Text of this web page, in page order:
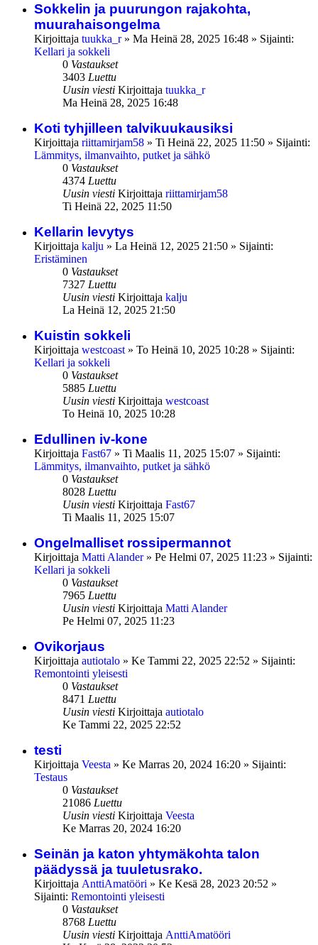
Sokkelin ja puurungon rajakohta,
muurahaisongelma
Kirjoittaja tuukka_r» Ma Heinä 28, 2025 16:48 » Sijainti:
Kellari ja sokkeli
0 Vastaukset
3403 Luettu
Uusin viesti Kirjoittaja tuukka_r
Ma Heinä 28, 2025 16:48
Koti tyhjilleen talvikuukausiksi
Kirjoittaja riittamirjam58 » Ti Heinä 22, 2025 11:50 » Sijainti:
Lämmitys, ilmanvaihto, putket ja sähkö
0 Vastaukset
4374 Luettu
Uusin viesti Kirjoittaja riittamirjam58
Ti Heinä 22, 2025 11:50
Kellarin levytys
Kirjoittaja kalju » La Heinä 12, 2025 21:50 » Sijainti:
Eristäminen
0 Vastaukset
7327 Luettu
Uusin viesti Kirjoittaja kalju
La Heinä 12, 2025 21:50
Kuistin sokkeli
Kirjoittaja westcoast » To Heinä 10, 2025 10:28 » Sijainti:
Kellari ja sokkeli
0 Vastaukset
5885 Luettu
Uusin viesti Kirjoittaja westcoast
To Heinä 10, 2025 10:28
Edullinen iv-kone
Kirjoittaja Fast67 » Ti Maalis 11, 2025 15:07 » Sijainti:
Lämmitys, ilmanvaihto, putket ja sähkö
0 Vastaukset
8028 Luettu
Uusin viesti Kirjoittaja Fast67
Ti Maalis 11, 2025 15:07
Ongelmalliset rossipermannot
Kirjoittaja Matti Alander» Pe Helmi 07, 2025 11:23 » Sijainti:
Kellari ja sokkeli
0 Vastaukset
7965 Luettu
Uusin viesti Kirjoittaja Matti Alander
Pe Helmi 07, 2025 11:23
Ovikorjaus
Kirjoittaja autiotalo » Ke Tammi 22, 2025 22:52 » Sijainti:
Remontointi yleisesti
0 Vastaukset
8471 Luettu
Uusin viesti Kirjoittaja autiotalo
Ke Tammi 22, 2025 22:52
testi
Kirjoittaja Veesta » Ke Marras 20, 2024 16:20 » Sijainti:
Testaus
0 Vastaukset
21086 Luettu
Uusin viesti Kirjoittaja Veesta
Ke Marras 20, 2024 16:20
Seinän ja katon yhtymäkohta talon
päädyssä ja tuuletusrako.
Kirjoittaja AnttiAmatööri » Ke Kesä 28, 2023 20:52 »
Sijainti: Remontointi yleisesti
0 Vastaukset
8768 Luettu
Uusin viesti Kirjoittaja AnttiAmatööri